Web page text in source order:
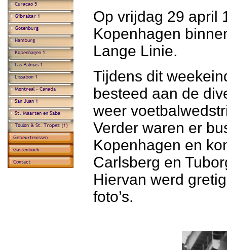
Op vrijdag 29 april
Kopenhagen
Lange Linie.
Tijdens dit
besteed aan de
weer
Verder waren er
Kopenhagen en
Carlsberg en
Hiervan werd
foto’s.